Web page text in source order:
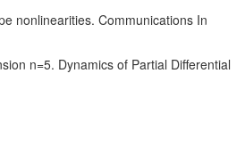
nonlinearities. Communications In
n=5. Dynamics of Partial Differential